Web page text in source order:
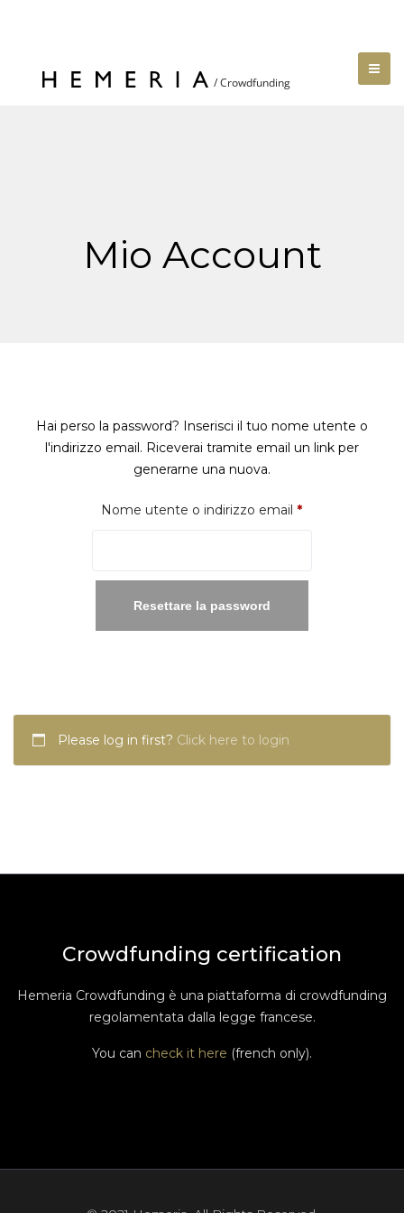
Mio Account
Hai perso la password? Inserisci il tuo nome utente o
l'indirizzo email. Riceverai tramite email un link per
generarne una nuova.
Nome utente o indirizzo email *Richiesto
Resettare la password
Please log in first? Click here to login
Crowdfunding certification
Hemeria Crowdfunding è una piattaforma di crowdfunding
regolamentata dalla legge francese.
You can check it here (french only).